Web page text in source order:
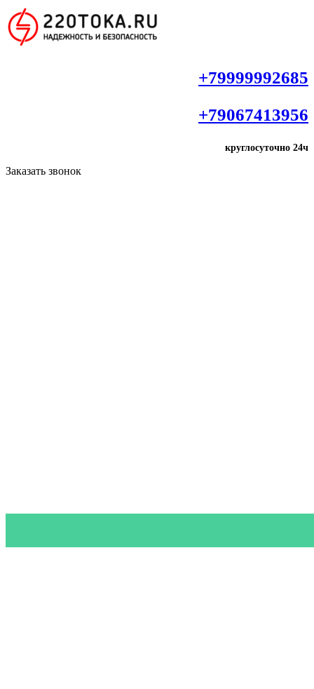
+79999992685
+79067413956
круглосуточно 24ч
Заказать звонок